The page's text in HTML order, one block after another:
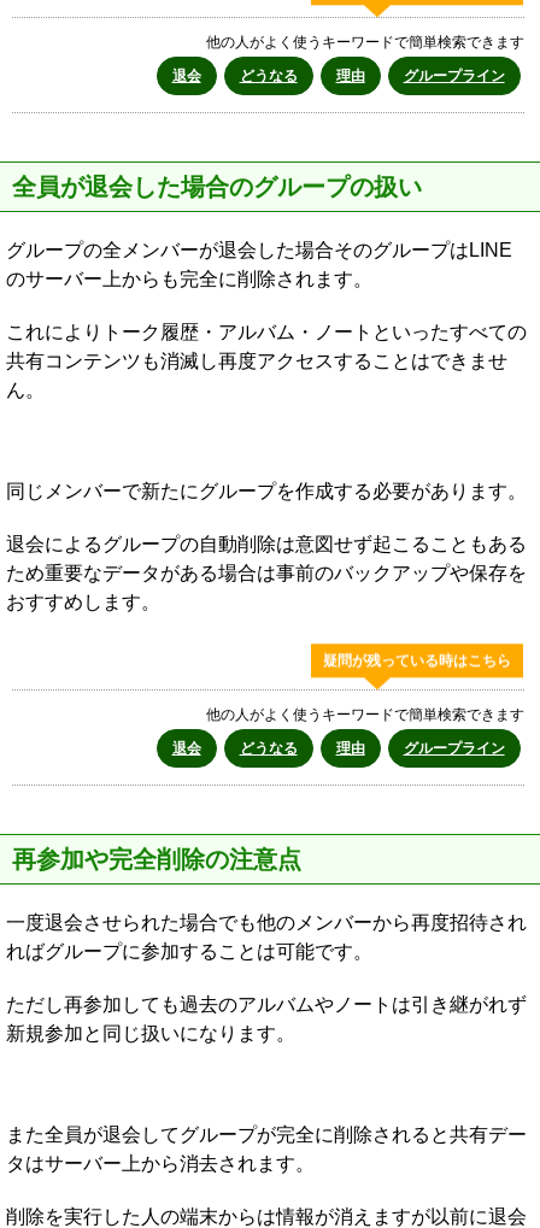
他の人がよく使うキーワードで簡単検索できます
退会
どうなる 理由 グループライン
全員が退会した場合のグループの扱い
グループの全メンバーが退会した場合そのグループはLINE
のサーバー上からも完全に削除されます。
これによりトーク履歴・アルバム・ノートといったすべての
共有コンテンツも消滅し再度アクセスすることはできませ
ん。
同じメンバーで新たにグループを作成する必要があります。
退会によるグループの自動削除は意図せず起こることもある
ため重要なデータがある場合は事前のバックアップや保存を
おすすめします。
疑問が残っている時はこちら
他の人がよく使うキーワードで簡単検索できます
退会
どうなる 理由 グループライン
再参加や完全削除の注意点
一度退会させられた場合でも他のメンバーから再度招待され
ればグループに参加することは可能です。
ただし再参加しても過去のアルバムやノートは引き継がれず
新規参加と同じ扱いになります。
また全員が退会してグループが完全に削除されると共有デー
タはサーバー上から消去されます。
削除を実行した人の端末からは情報が消えますが以前に退会